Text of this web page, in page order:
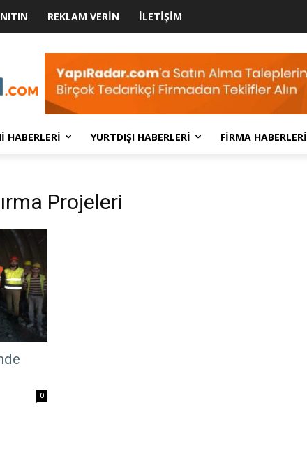
REKLAM VERIN İLETIŞIM
HABERLERI YURTDIŞI HABERLERI FIRMA HABERLERI
Projeleri
0